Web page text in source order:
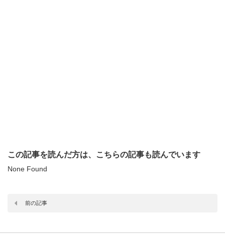
この記事を読んだ方は、こちらの記事も読んでいます
None Found
前の記事